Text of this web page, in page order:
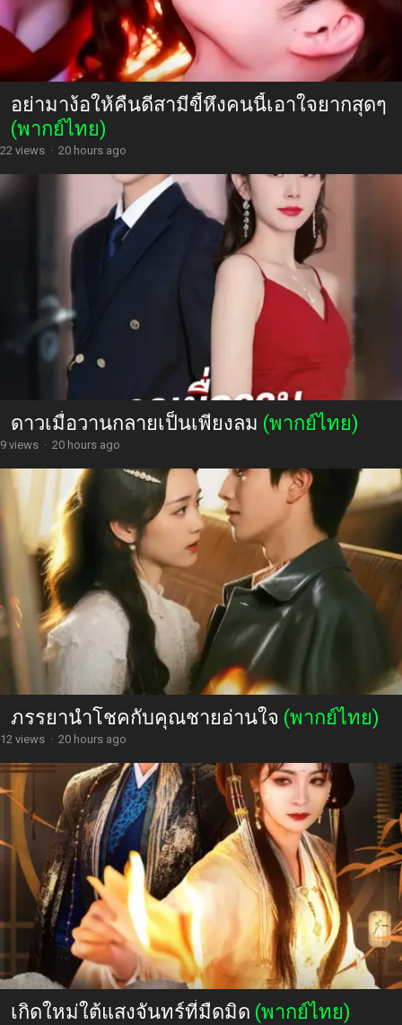
อย่ามาง้อให้คืนดีสามีขี้หึงคนนี้เอาใจยากสุดๆ
(พากย์ไทย)
22 views · 20 hours ago
ดาวเมื่อวานกลายเป็นเพียงลม (พากย์ไทย)
9 views · 20 hours ago
ภรรยานำโชคกับคุณชายอ่านใจ (พากย์ไทย)
12 views · 20 hours ago
เกิดใหม่ใต้แสงจันทร์ที่มืดมิด (พากย์ไทย)